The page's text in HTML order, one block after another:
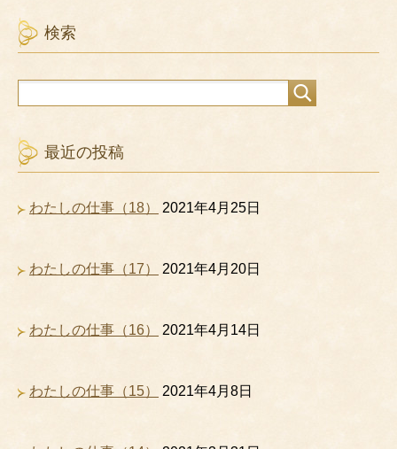
検索
最近の投稿
わたしの仕事（18） 2021年4月25日
わたしの仕事（17） 2021年4月20日
わたしの仕事（16） 2021年4月14日
わたしの仕事（15） 2021年4月8日